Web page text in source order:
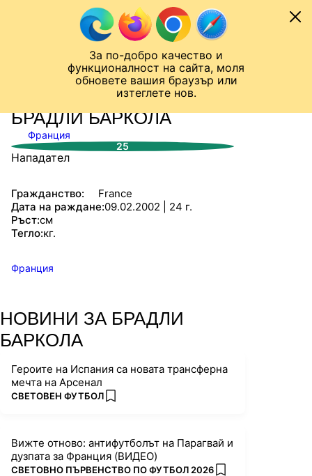
За по-добро качество и
функционалност на сайта, моля
обновете вашия браузър или
изтеглете нов.
Към съдържанието
Лига на Конференциите
СТАТИСТИКИ
БРАДЛИ БАРКОЛА
Франция
25
Нападател
Гражданство:
France
Дата на раждане:09.02.2002 | 24 г.
Ръст:см
Тегло:кг.
Франция
НОВИНИ ЗА БРАДЛИ
БАРКОЛА
Героите на Испания са новата трансферна
мечта на Арсенал
ПОВЕЧЕ ОТ
СВЕТОВЕН ФУТБОЛ add favorites
Вижте отново: антифутболът на Парагвай и
дузпата за Франция (ВИДЕО)
ПОВЕЧЕ ОТ
СВЕТОВНО ПЪРВЕНСТВО ПО ФУТБОЛ 2026